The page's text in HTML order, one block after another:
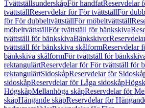
TvättställsunderskåpFör handfatReservdelar
tvättställReservdelar för För tvättställFör
för För dubbeltvättställFör möbeltvättställ
möbeltvättställFör tvättställ för bänkskiva
tvättställ för bänkskivaBänkskivor
tvättställ för bänkskiva skålformReservdelar
bänkskiva skålformFör tvättställ för
rektangulärtReservdelar för För tvättställ för
rektangulärtSidoskåpReservdelar för
sidoskåpReservdelar för Låga sidoskåp
HögskåpMellanhöga skåpReservdelar för
skåpHängande skåpReservdelar för